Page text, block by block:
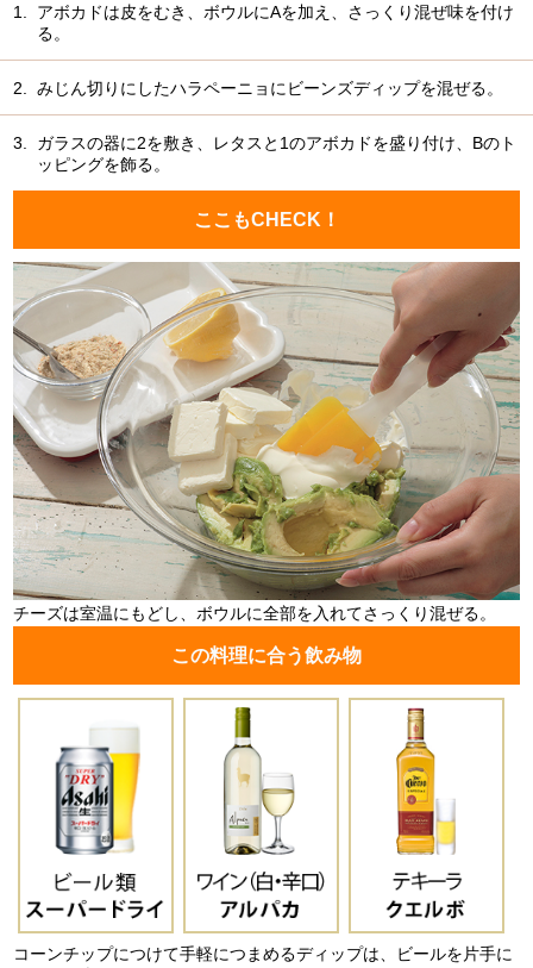
1.
アボカドは皮をむき、ボウルにAを加え、さっくり混ぜ味を付け
る。
2. みじん切りにしたハラペーニョにビーンズディップを混ぜる。
3.
ガラスの器に2を敷き、レタスと1のアボカドを盛り付け、Bのト
ッピングを飾る。
ここもCHECK！
チーズは室温にもどし、ボウルに全部を入れてさっくり混ぜる。
この料理に合う飲み物
コーンチップにつけて手軽につまめるディップは、ビールを片手に